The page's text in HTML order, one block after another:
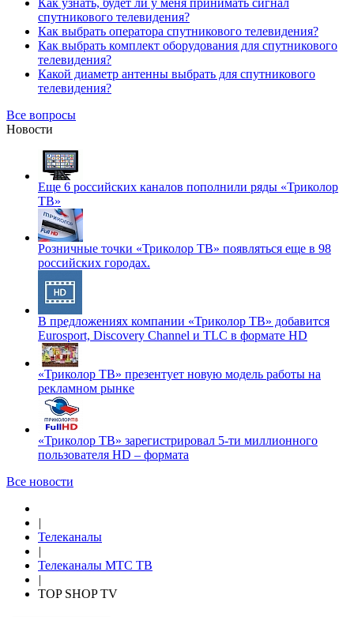
Как узнать, будет ли у меня принимать сигнал
спутникового телевидения?
Как выбрать оператора спутникового телевидения?
Как выбрать комплект оборудования для спутникового
телевидения?
Какой диаметр антенны выбрать для спутникового
телевидения?
Все вопросы
Новости
Еще 6 российских каналов пополнили ряды «Триколор
ТВ»
Розничные точки «Триколор ТВ» появляться еще в 98
российских городах.
В предложениях компании «Триколор ТВ» добавится
Eurosport, Discovery Channel и TLC в формате HD
«Триколор ТВ» презентует новую модель работы на
рекламном рынке
«Триколор ТВ» зарегистрировал 5-ти миллионного
пользователя HD – формата
Все новости
|
Телеканалы
|
Телеканалы МТС ТВ
|
TOP SHOP TV